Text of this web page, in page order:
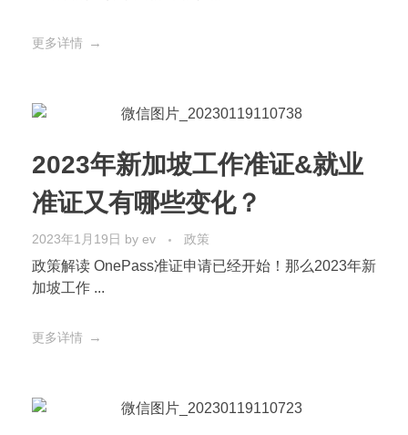
更多详情
2023年新加坡工作准证&就业
准证又有哪些变化？
2023年1月19日 by ev 政策
政策解读 OnePass准证申请已经开始！那么2023年新
加坡工作 ...
更多详情